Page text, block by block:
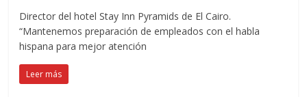
Director del hotel Stay Inn Pyramids de El Cairo.
“Mantenemos preparación de empleados con el habla
hispana para mejor atención
Leer más